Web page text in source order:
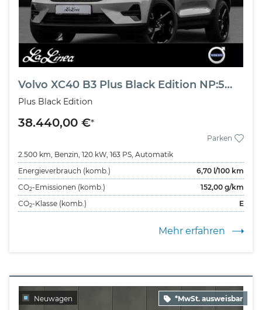
Volvo XC40 B3 Plus Black Edition NP:52.430,-//360°/PILOT ASSIST/BLIS
Plus Black Edition
38.440,00 €*
Parken
2.500 km, Benzin, 120 kW, 163 PS, Automatik
Energieverbrauch (komb.)
6,70 l/100 km
CO2-Emissionen (komb.) 152,00 g/km
CO2-Klasse (komb.) E
Mehr erfahren
Neuwagen *MwSt. ausweisbar